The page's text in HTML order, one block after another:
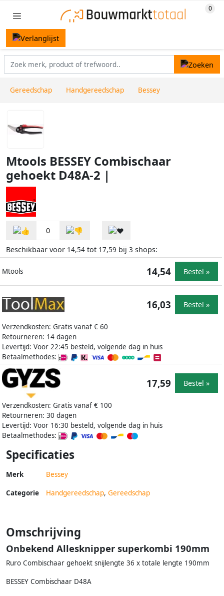
Gereedschap Handgereedschap Bessey
Mtools BESSEY Combischaar
gehoekt D48A-2 |
0
Beschikbaar voor 14,54 tot 17,59 bij 3 shops:
Mtools 14,54 Bestel »
Verzendkosten: Gratis vanaf € 60
Retourneren: 14 dagen
Levertijd: Voor 22:45 besteld, volgende dag in huis
Betaalmethodes:
16,03 Bestel »
Verzendkosten: Gratis vanaf € 100
Retourneren: 30 dagen
Levertijd: Voor 16:30 besteld, volgende dag in huis
Betaalmethodes:
17,59 Bestel »
Specificaties
Merk Bessey
Categorie Handgereedschap, Gereedschap
Omschrijving
Onbekend Allesknipper superkombi 190mm
Ruro Combischaar gehoekt snijlengte 36 x totale lengte 190mm
BESSEY Combischaar D48A